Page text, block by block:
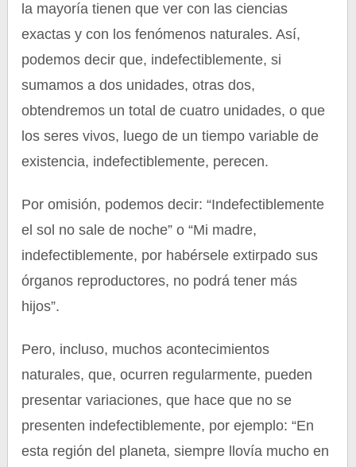
la mayoría tienen que ver con las ciencias
exactas y con los fenómenos naturales. Así,
podemos decir que, indefectiblemente, si
sumamos a dos unidades, otras dos,
obtendremos un total de cuatro unidades, o que
los seres vivos, luego de un tiempo variable de
existencia, indefectiblemente, perecen.
Por omisión, podemos decir: “Indefectiblemente
el sol no sale de noche” o “Mi madre,
indefectiblemente, por habérsele extirpado sus
órganos reproductores, no podrá tener más
hijos”.
Pero, incluso, muchos acontecimientos
naturales, que, ocurren regularmente, pueden
presentar variaciones, que hace que no se
presenten indefectiblemente, por ejemplo: “En
esta región del planeta, siempre llovía mucho en